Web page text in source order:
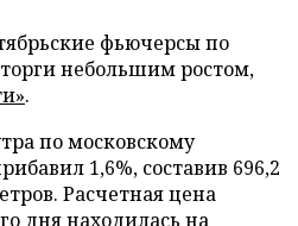
фьючерсы по
небольшим ростом,
.
по московскому
1,6%, составив 696,2
Расчетная цена
дня находилась на